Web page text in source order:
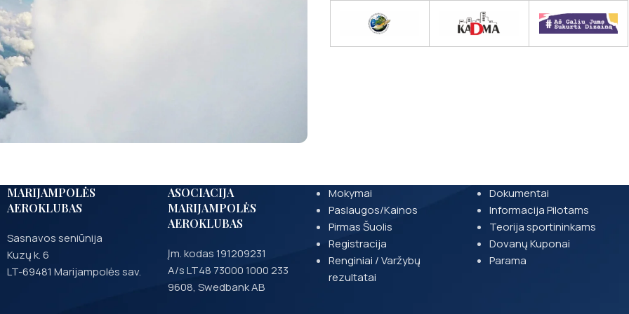
MARIJAMPOLĖS
AEROKLUBAS
Sasnavos seniūnija
Kuzų k. 6
LT-69481 Marijampolės sav.
ASOCIACIJA
MARIJAMPOLĖS
AEROKLUBAS
Įm. kodas 191209231
A/s LT48 73000 1000 233
9608, Swedbank AB
Mokymai
Paslaugos/Kainos
Pirmas Šuolis
Registracija
Renginiai / Varžybų
rezultatai
Dokumentai
Informacija Pilotams
Teorija sportininkams
Dovanų Kuponai
Parama